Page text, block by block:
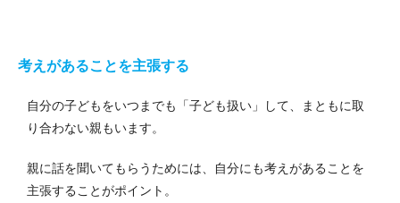
考えがあることを主張する
自分の子どもをいつまでも「子ども扱い」して、まともに取
り合わない親もいます。
親に話を聞いてもらうためには、自分にも考えがあることを
主張することがポイント。